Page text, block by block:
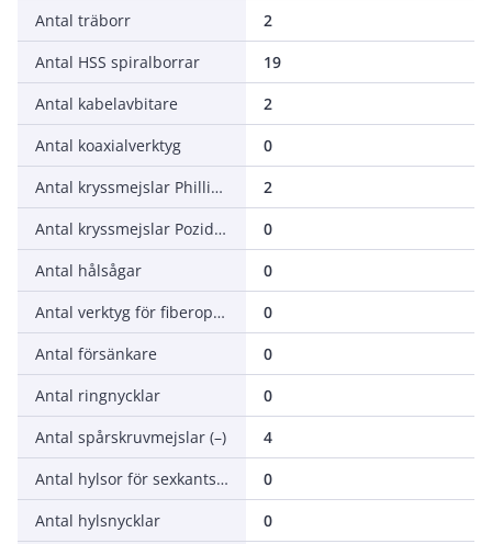
Antal träborr
2
Antal HSS spiralborrar
19
Antal kabelavbitare
2
Antal koaxialverktyg
0
Antal kryssmejslar Phillips (PH)
2
Antal kryssmejslar Pozidriv (PZ)
0
Antal hålsågar
0
Antal verktyg för fiberoptisk kabel
0
Antal försänkare
0
Antal ringnycklar
0
Antal spårskruvmejslar (–)
4
Antal hylsor för sexkantsskruv/-mutter
0
Antal hylsnycklar
0